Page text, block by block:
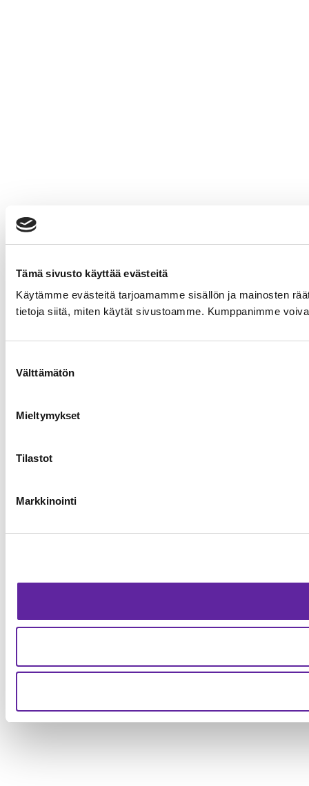
Tämä sivusto käyttää evästeitä
Käytämme evästeitä tarjoamamme sisällön ja mainosten
tietoja siitä, miten käytät sivustoamme. Kumppanimme
valinta
Välttämätön
Mieltymykset
Tilastot
Markkinointi